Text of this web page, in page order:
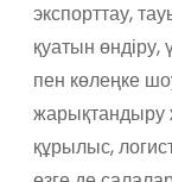
экспорттау,
қуатын
пен көлеңке
құрылыс,